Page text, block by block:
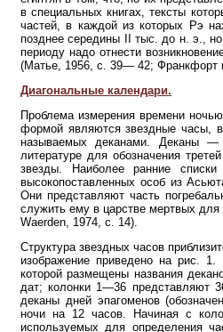
в специальных книгах, тексты
частей, в каждой из которых Рэ
позднее середины II тыс. до н. э.,
периоду надо отнести
(Матье, 1956, с. 39— 42; Франкфорт
Диагональные календари.
Проблема измерения времени
формой являются звездные часы,
называемых деканами. Деканы —
литературе для обозначения
звезды. Наиболее ранние
высокопоставленных особ из
Они представляют часть
служить ему в царстве мертвых
Waerden, 1974, с. 14).
Структура звездных часов
изображение приведено на рис.
которой размещены названия
дат; колонки 1—36 представляют
деканы дней эпагоменов
ночи на 12 часов. Начиная с
используемых для определения